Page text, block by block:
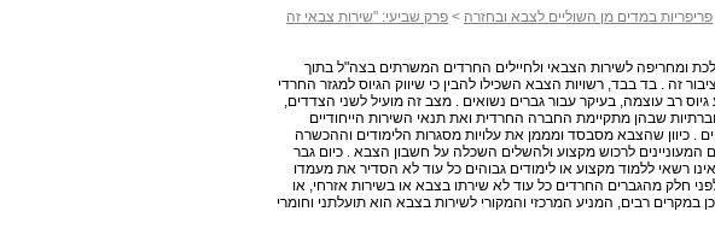
פריפריות במדים מן השוליים לצבא ובחזרה > פרק שביעי: "שירות צבאי זה
וחברתית הולכת ומחריפה לשירות הצבאי ולחיילים החרדים המשרתים בצה"ל בתוך
זה . בד בבד, רשויות הצבא השכילו להבין כי שיווק הגיוס למגזר החרדי
רב עוצמה, בעיקר עבור גברים נשואים . מצב זה מועיל לשני הצדדים,
שבהן מתקיימת החברה החרדית ואת תנאי השירות הייחודיים
. כיוון שהצבא מסבסד ומממן את עלויות מסגרות הלימודים וההכשרה
המעוניינים לרכוש מקצוע ולהשלים השכלה על חשבון הצבא . כיום גבר
השירות אינו רשאי ללמוד מקצוע או לימודים גבוהים כל עוד לא הסדיר את מעמדו
חלק מהגברים החרדים כל עוד לא שירתו בצבא או בשירות אזרחי, או
במקרים רבים, המניע המרכזי והמקורי לשירות בצבא הוא תועלתני וחומרי